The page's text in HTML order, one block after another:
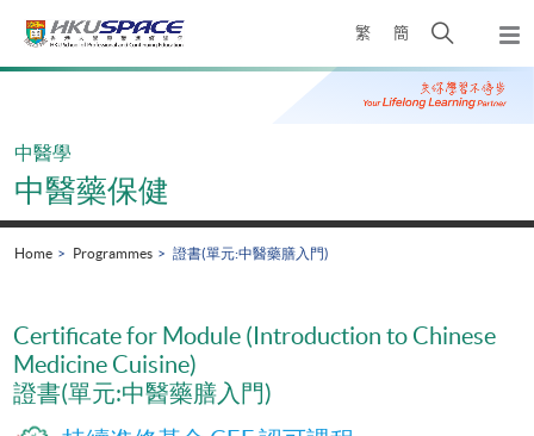
繁 簡
Open
search
panel
Main
中醫學
中醫藥保健
Home Programmes 證書(單元:中醫藥膳入門)
Certificate for Module (Introduction to Chinese
Medicine Cuisine)
證書(單元:中醫藥膳入門)